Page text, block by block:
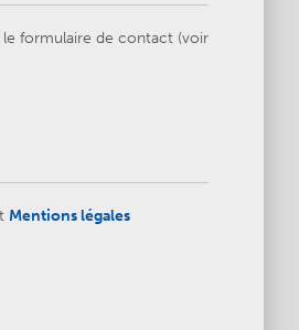
le formulaire de contact (voir
Mentions légales